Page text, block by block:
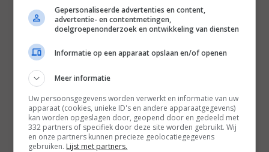
Gepersonaliseerde advertenties en content,
advertentie- en contentmetingen,
doelgroepenonderzoek en ontwikkeling van diensten
Informatie op een apparaat opslaan en/of openen
Meer informatie
Uw persoonsgegevens worden verwerkt en informatie van uw
apparaat (cookies, unieke ID's en andere apparaatgegevens)
kan worden opgeslagen door, geopend door en gedeeld met
332 partners of specifiek door deze site worden gebruikt. Wij
en onze partners kunnen precieze geolocatiegegevens
gebruiken. Lijst met partners.